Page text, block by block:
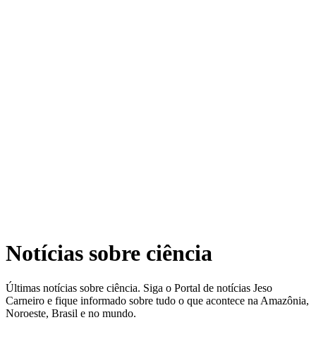
Notícias sobre ciência
Últimas notícias sobre ciência. Siga o Portal de notícias Jeso
Carneiro e fique informado sobre tudo o que acontece na Amazônia,
Noroeste, Brasil e no mundo.